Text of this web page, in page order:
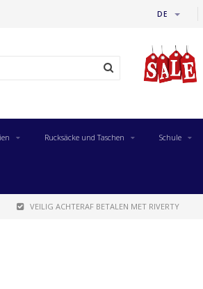
DE
Rucksäcke und Taschen Schule
VEILIG ACHTERAF BETALEN MET RIVERTY